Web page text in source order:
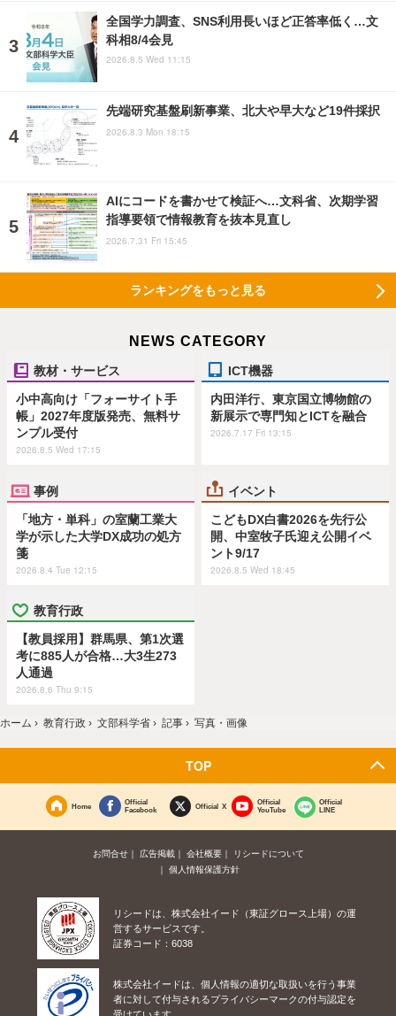
全国学力調査、SNS利用長いほど正答率低く…文
科相8/4会見
2026.8.5 Wed 11:15
先端研究基盤刷新事業、北大や早大など19件採択
2026.8.3 Mon 18:15
AIにコードを書かせて検証へ…文科省、次期学習
指導要領で情報教育を抜本見直し
2026.7.31 Fri 15:45
ランキングをもっと見る
NEWS CATEGORY
教材・サービス
小中高向け「フォーサイト手
帳」2027年度版発売、無料サ
ンプル受付
2026.8.5 Wed 17:15
ICT機器
内田洋行、東京国立博物館の
新展示で専門知とICTを融合
2026.7.17 Fri 13:15
事例
「地方・単科」の室蘭工業大
学が示した大学DX成功の処方
箋
2026.8.4 Tue 12:15
イベント
こどもDX白書2026を先行公
開、中室牧子氏迎え公開イベ
ント9/17
2026.8.5 Wed 18:45
教育行政
【教員採用】群馬県、第1次選
考に885人が合格…大3生273
人通過
2026.8.6 Thu 9:15
ホーム › 教育行政 › 文部科学省 › 記事 › 写真・画像
TOP
Home
Official
Facebook
Official X
Official
YouTube
Official
LINE
お問合せ 広告掲載 会社概要
リシードについて
個人情報保護方針
リシードは、株式会社イード（東証グロース上場）の運
営するサービスです。
証券コード：6038
株式会社イードは、個人情報の適切な取扱いを行う事業
者に対して付与されるプライバシーマークの付与認定を